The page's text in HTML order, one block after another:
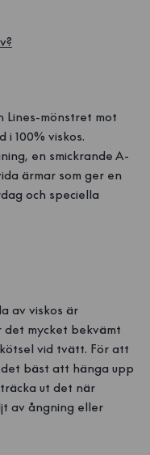
Lines-mönstret mot
100% viskos.
en smickrande A-
ärmar som ger en
och speciella
av viskos är
mycket bekvämt
vid tvätt. För att
bäst att hänga upp
ut det när
av ångning eller